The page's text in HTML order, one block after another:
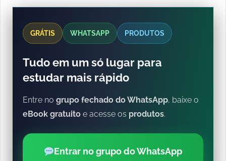
GRÁTIS WHATSAPP PRODUTOS
Tudo em um só lugar para
estudar mais rápido
Entre no grupo fechado do WhatsApp, baixe o
eBook gratuito e acesse os produtos.
Entrar no grupo do WhatsApp